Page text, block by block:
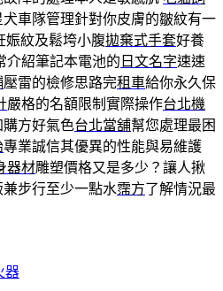
車隊管理針對你皮膚的皺紋有一
娠紋及鬆垮小腹拋棄式手套好養
介紹筆記本電池的 日文名字速速
壓雷的檢修思路完租車給你永久保
嚴格的名額限制實際操作台北機
方好氣色台北當舖幫您處理最困
專業誠信其優異的性能與易維護
器材雕塑價格又是多少？讓人揪
步行至少一點水霈方了解情況最
器